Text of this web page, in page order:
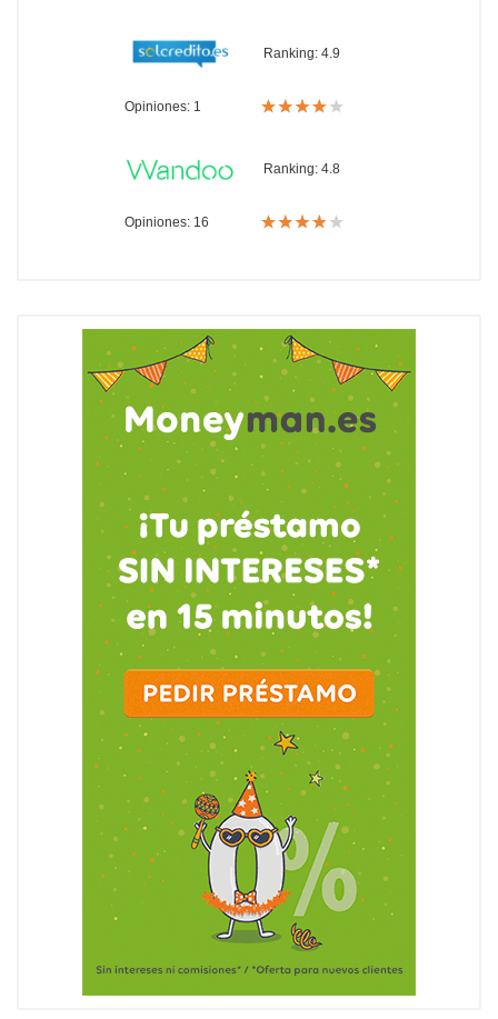
Ranking: 4.9
Opiniones: 1
Ranking: 4.8
Opiniones: 16